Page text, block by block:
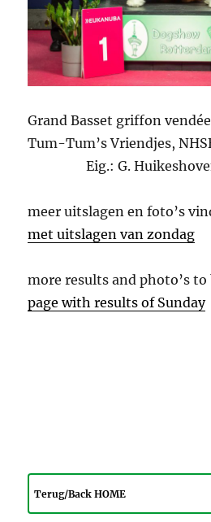
Grand Basset griffon
Tum-Tum’s Vriendjes,
Eig.: G.
meer uitslagen en foto’s
met uitslagen van zondag
more results and photo’s
page with results of Sunday
Terug/Back HOME